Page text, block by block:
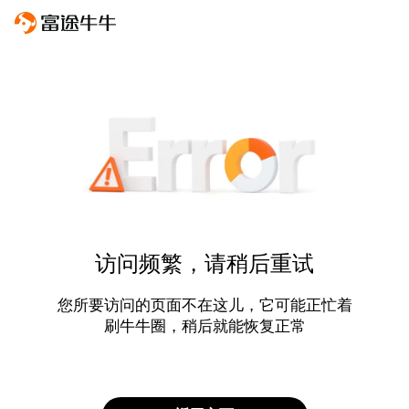
访问频繁，请稍后重试
您所要访问的页面不在这儿，它可能正忙着
刷牛牛圈，稍后就能恢复正常